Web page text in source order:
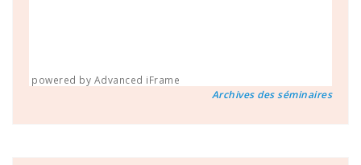
powered by Advanced iFrame
Archives des séminaires